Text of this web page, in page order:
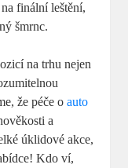
finální leštění,⁣
šmrnc.
na trhu ‍nejen
že péče oauto
a
úklidové​ akce,
Kdo ví,